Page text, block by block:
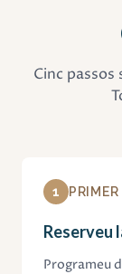
Cinc
1 PRIMER
Reserveu
Programeu